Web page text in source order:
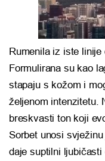
Rumenila iz iste
Formulirana su kao
stapaju s kožom i
željenom intenzitetu.
breskvasti ton koji
Sorbet unosi
daje suptilni